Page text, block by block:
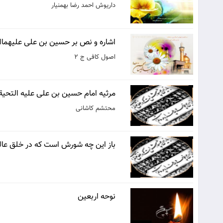
داریوش احمد رضا بهمنیار
اشاره و نص بر حسين بن على
اصول کافی ج 2
مرثیه امام حسین بن علی علیه التحیة
محتشم کاشانی
باز این چه شورش است که در خلق
نوحه اربعین